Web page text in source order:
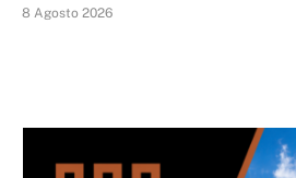
8 Agosto 2026